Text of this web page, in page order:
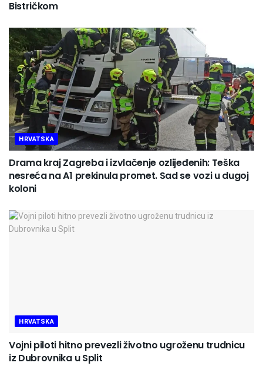
Bistričkom
HRVATSKA
Drama kraj Zagreba i izvlačenje ozlijeđenih: Teška
nesreća na A1 prekinula promet. Sad se vozi u dugoj
koloni
HRVATSKA
Vojni piloti hitno prevezli životno ugroženu trudnicu
iz Dubrovnika u Split